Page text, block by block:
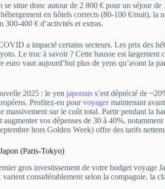
se situe donc autour de 2 800 € pour un séjour
en hôtels corrects (80-100 €/nuit), la
300-400 € d’activités et extras.
a impacté certains secteurs. Les prix des
Le truc à savoir ? Cette hausse est largement
euro vaut aujourd’hui plus de yens qu’avant la
2025 : le yen japonais s’est déprécié de
Profitez-en pourvoyagermaintenant
massivement sur le coût total. Partir pendant la
vos dépenses de 30 à 40%,
hors Golden Week) offre des tarifs
(Paris-Tokyo)
gros investissement de votre budget voyage
considérablement selon la compagnie, la